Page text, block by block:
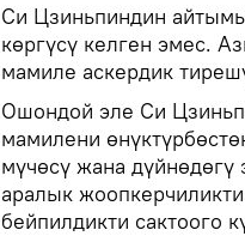
Си Цзиньпиндин
көргүсү келген эмес.
мамиле аскердик
Ошондой эле Си
мамилени
мүчөсү жана дүйнөдөгү
аралык
бейпилдикти сактоого